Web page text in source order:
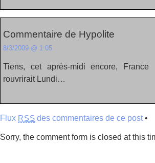
Commentaire de Hypolite
8/3/2009 @ 1:05
Tiens, cet après-midi encore,
rouvrirait Lundi…
Flux RSS des commentaires de ce post•
Sorry, the comment form is closed at this